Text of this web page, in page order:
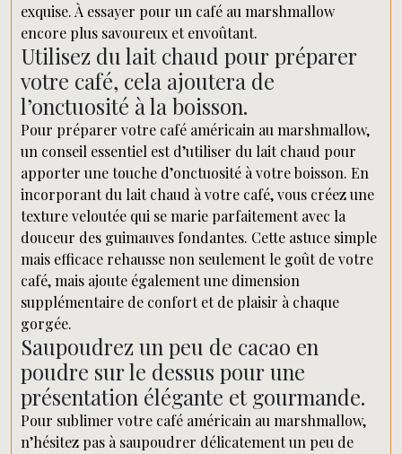
exquise. À essayer pour un café au marshmallow
encore plus savoureux et envoûtant.
Utilisez du lait chaud pour préparer
votre café, cela ajoutera de
l’onctuosité à la boisson.
Pour préparer votre café américain au marshmallow,
un conseil essentiel est d’utiliser du lait chaud pour
apporter une touche d’onctuosité à votre boisson. En
incorporant du lait chaud à votre café, vous créez une
texture veloutée qui se marie parfaitement avec la
douceur des guimauves fondantes. Cette astuce simple
mais efficace rehausse non seulement le goût de votre
café, mais ajoute également une dimension
supplémentaire de confort et de plaisir à chaque
gorgée.
Saupoudrez un peu de cacao en
poudre sur le dessus pour une
présentation élégante et gourmande.
Pour sublimer votre café américain au marshmallow,
n’hésitez pas à saupoudrer délicatement un peu de